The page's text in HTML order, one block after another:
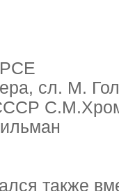
сл. М.
также